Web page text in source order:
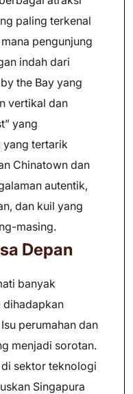
paling terkenal
pengunjung
indah dari
the Bay yang
vertikal dan
yang
yang tertarik
Chinatown dan
autentik,
dan kuil yang
masing.
Depan
banyak
dihadapkan
perumahan dan
menjadi sorotan.
sektor teknologi
Singapura